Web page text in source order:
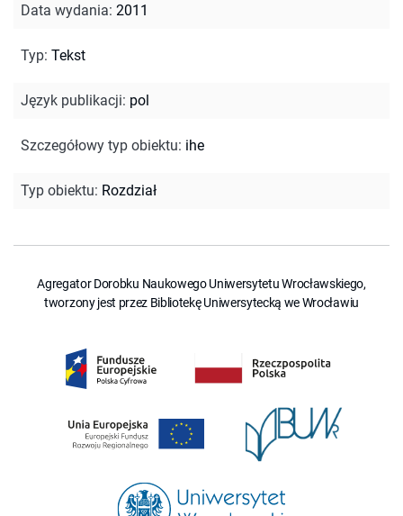
Data wydania: 2011
Typ: Tekst
Język publikacji: pol
Szczegółowy typ obiektu: ihe
Typ obiektu: Rozdział
Agregator Dorobku Naukowego Uniwersytetu Wrocławskiego,
tworzony jest przez Bibliotekę Uniwersytecką we Wrocławiu